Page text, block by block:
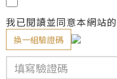
我已閱讀並同意本網站的
換一組驗證碼